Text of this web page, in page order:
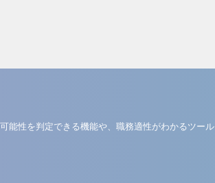
能性を判定できる機能や、職務適性がわかるツール